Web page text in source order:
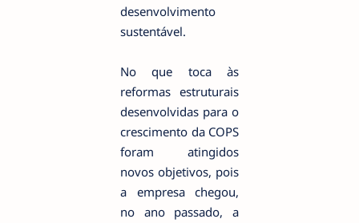
desenvolvimento
sustentável.
No que toca às
reformas estruturais
desenvolvidas para o
crescimento da COPS
foram atingidos
novos objetivos, pois
a empresa chegou,
no ano passado, a